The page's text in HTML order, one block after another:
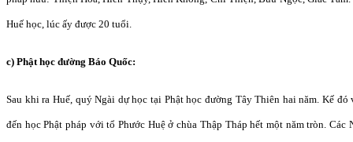
Huế học, lúc ấy được 20 tuổi.
c) Phật học đường Báo Quốc:
Sau khi ra Huế, quý Ngài dự học tại Phật học đường Tây Thiên hai năm. Kế
đến học Phật pháp với tổ Phước Huệ ở chùa Thập Tháp hết một năm tròn.